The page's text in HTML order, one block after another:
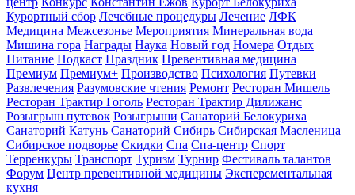
Курортный сбор Лечебные процедуры Лечение ЛФК
Медицина Межсезонье Мероприятия Минеральная вода
Мишина гора Награды Наука Новый год Номера Отдых
Питание Подкаст Праздник Превентивная медицина
Премиум Премиум+ Производство Психология Путевки
Развлечения Разумовские чтения Ремонт Ресторан Мишель
Ресторан Трактир Гоголь Ресторан Трактир Дилижанс
Розыгрыш путевок Розыгрыши Санаторий Белокуриха
Санаторий Катунь Санаторий Сибирь Сибирская Масленица
Сибирское подворье Скидки Спа Спа-центр Спорт
Терренкуры Транспорт Туризм Турнир Фестиваль талантов
Форум Центр превентивной медицины Эксперементальная
кухня